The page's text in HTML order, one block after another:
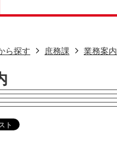
ら探す 庶務課 業務案内